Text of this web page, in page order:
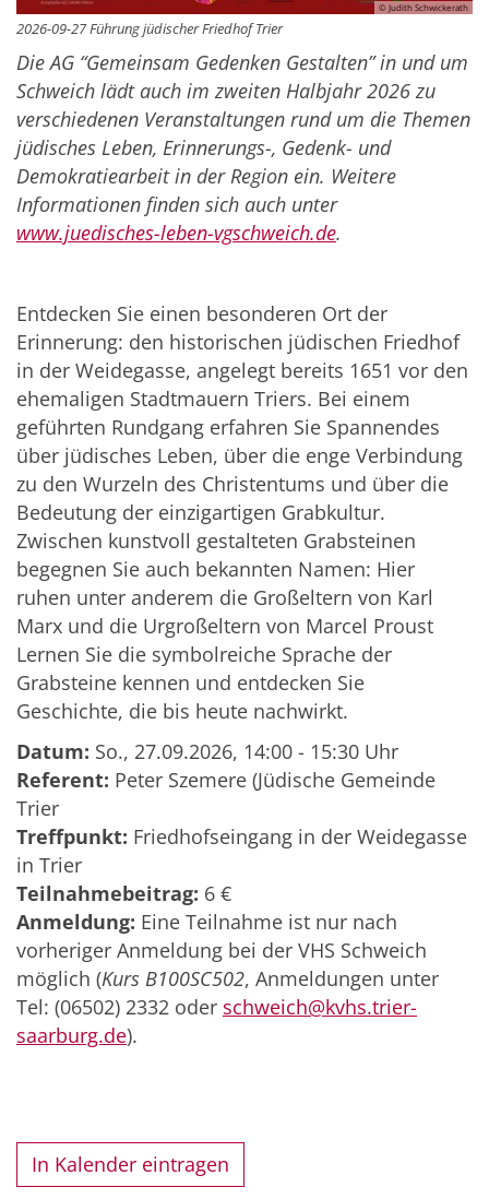
© Judith Schwickerath
2026-09-27 Führung jüdischer Friedhof Trier
Die AG “Gemeinsam Gedenken Gestalten” in und um
Schweich lädt auch im zweiten Halbjahr 2026 zu
verschiedenen Veranstaltungen rund um die Themen
jüdisches Leben, Erinnerungs-, Gedenk- und
Demokratiearbeit in der Region ein. Weitere
Informationen finden sich auch unter
www.juedisches-leben-vgschweich.de.
Entdecken Sie einen besonderen Ort der
Erinnerung: den historischen jüdischen Friedhof
in der Weidegasse, angelegt bereits 1651 vor den
ehemaligen Stadtmauern Triers. Bei einem
geführten Rundgang erfahren Sie Spannendes
über jüdisches Leben, über die enge Verbindung
zu den Wurzeln des Christentums und über die
Bedeutung der einzigartigen Grabkultur.
Zwischen kunstvoll gestalteten Grabsteinen
begegnen Sie auch bekannten Namen: Hier
ruhen unter anderem die Großeltern von Karl
Marx und die Urgroßeltern von Marcel Proust
Lernen Sie die symbolreiche Sprache der
Grabsteine kennen und entdecken Sie
Geschichte, die bis heute nachwirkt.
Datum: So., 27.09.2026, 14:00 - 15:30 Uhr
Referent: Peter Szemere (Jüdische Gemeinde
Trier
Treffpunkt: Friedhofseingang in der Weidegasse
in Trier
Teilnahmebeitrag: 6 €
Anmeldung: Eine Teilnahme ist nur nach
vorheriger Anmeldung bei der VHS Schweich
möglich (Kurs B100SC502, Anmeldungen unter
Tel: (06502) 2332 oder schweich@kvhs.trier-
saarburg.de).
In Kalender eintragen